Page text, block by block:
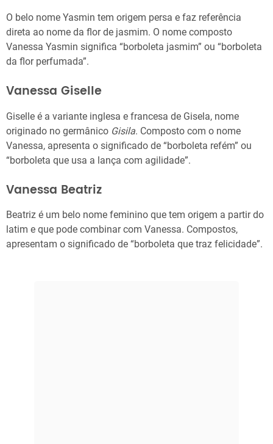
O belo nome Yasmin tem origem persa e faz referência
direta ao nome da flor de jasmim. O nome composto
Vanessa Yasmin significa “borboleta jasmim” ou “borboleta
da flor perfumada”.
Vanessa Giselle
Giselle é a variante inglesa e francesa de Gisela, nome
originado no germânico Gisila. Composto com o nome
Vanessa, apresenta o significado de “borboleta refém” ou
“borboleta que usa a lança com agilidade”.
Vanessa Beatriz
Beatriz é um belo nome feminino que tem origem a partir do
latim e que pode combinar com Vanessa. Compostos,
apresentam o significado de “borboleta que traz felicidade”.